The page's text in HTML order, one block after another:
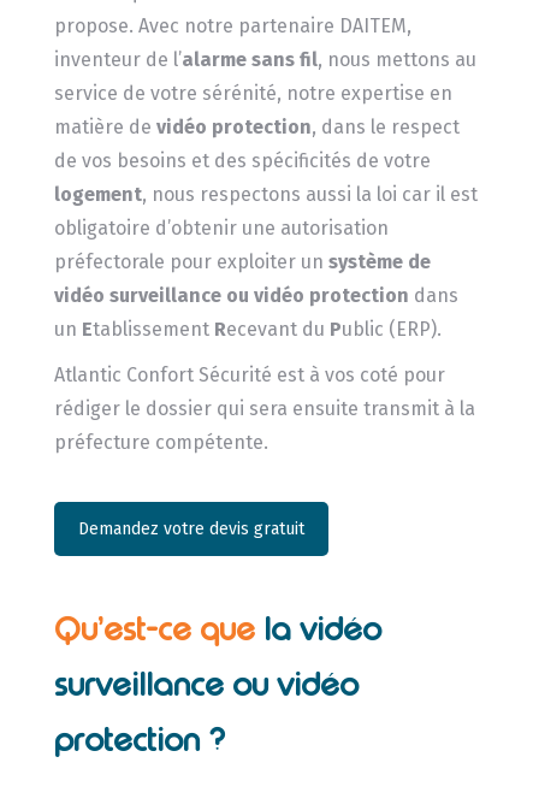
propose. Avec notre partenaire DAITEM,
inventeur de l’alarme sans fil, nous mettons au
service de votre sérénité, notre expertise en
matière de vidéo protection, dans le respect
de vos besoins et des spécificités de votre
logement, nous respectons aussi la loi car il est
obligatoire d’obtenir une autorisation
préfectorale pour exploiter un système de
vidéo surveillance ou vidéo protection dans
un Etablissement Recevant du Public (ERP).
Atlantic Confort Sécurité est à vos coté pour
rédiger le dossier qui sera ensuite transmit à la
préfecture compétente.
Demandez votre devis gratuit
Qu’est-ce que la vidéo
surveillance ou vidéo
protection ?